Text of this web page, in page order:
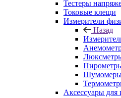
Тестеры
Токовые клещи
Измерители
Назад
Аксессуары для